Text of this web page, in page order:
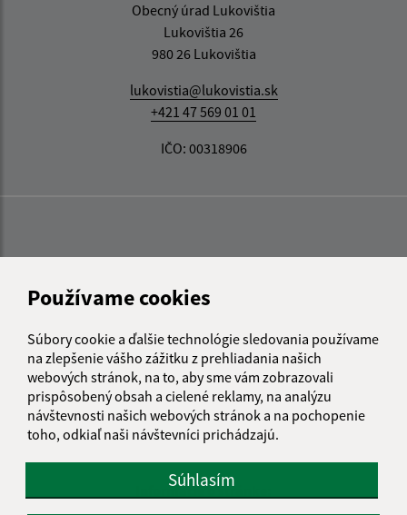
Používame cookies
Súbory cookie a ďalšie technológie sledovania používame
na zlepšenie vášho zážitku z prehliadania našich
webových stránok, na to, aby sme vám zobrazovali
prispôsobený obsah a cielené reklamy, na analýzu
návštevnosti našich webových stránok a na pochopenie
toho, odkiaľ naši návštevníci prichádzajú.
Súhlasím
Obecný úrad Lukovištia
Lukovištia 26
980 26 Lukovištia
lukovistia@lukovistia.sk
+421 47 569 01 01
IČO: 00318906
Informácie o stránke: